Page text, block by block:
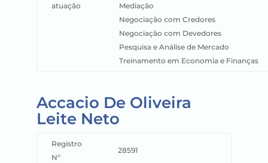
atuação
Mediação
Negociação com Credores
Negociação com Devedores
Pesquisa e Análise de Mercado
Treinamento em Economia e Finanças
Accacio De Oliveira
Leite Neto
Registro
Nº
28591